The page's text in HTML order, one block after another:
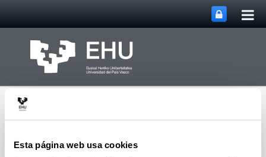
Esta página web usa cookies